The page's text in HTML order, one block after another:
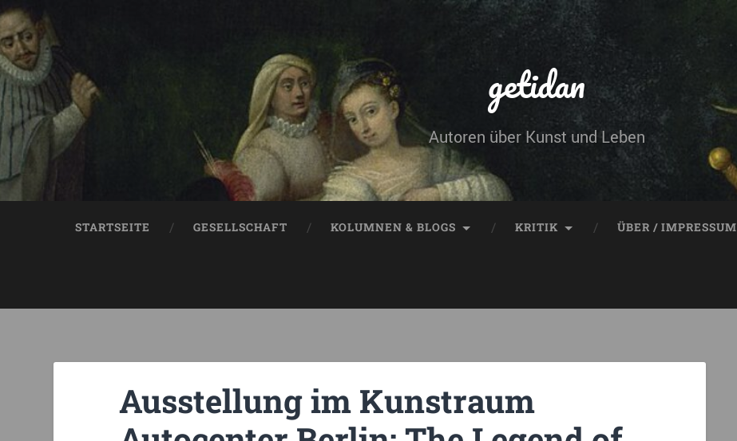
getidan
Autoren über Kunst und Leben
STARTSEITE GESELLSCHAFT KOLUMNEN & BLOGS KRITIK ÜBER / IMPRESSUM
Ausstellung im Kunstraum